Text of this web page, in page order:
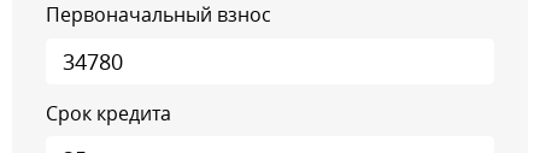
Первоначальный взнос
Срок кредита